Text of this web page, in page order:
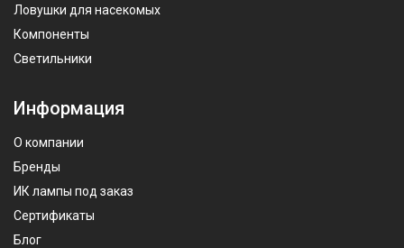
Ловушки для насекомых
Компоненты
Светильники
Информация
О компании
Бренды
ИК лампы под заказ
Сертификаты
Блог